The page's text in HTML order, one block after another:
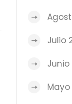
Julio
Junio
Mayo